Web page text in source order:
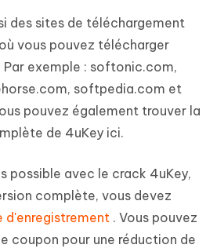
des sites de téléchargement
vous pouvez télécharger
Par exemple : softonic.com,
softpedia.com et
pouvez également trouver la
de 4uKey ici.
possible avec le crack 4uKey,
complète, vous devez
d'enregistrement . Vous pouvez
coupon pour une réduction de